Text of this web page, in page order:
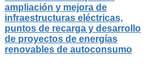
ampliación y mejora de
infraestructuras eléctricas,
puntos de recarga y desarrollo
de proyectos de energías
renovables de autoconsumo